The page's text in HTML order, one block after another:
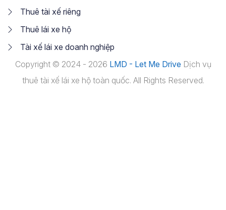
Thuê tài xế riêng
Thuê lái xe hộ
Tài xế lái xe doanh nghiệp
Copyright © 2024 - 2026 LMD - Let Me Drive Dịch vụ
thuê tài xế lái xe hộ toàn quốc. All Rights Reserved.